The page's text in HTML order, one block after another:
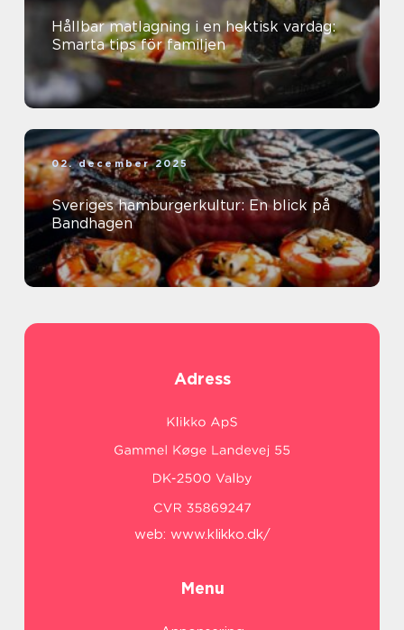
Hållbar matlagning i en hektisk vardag:
Smarta tips för familjen
02. december 2025
Sveriges hamburgerkultur: En blick på
Bandhagen
Adress
web: www.klikko.dk/
Menu